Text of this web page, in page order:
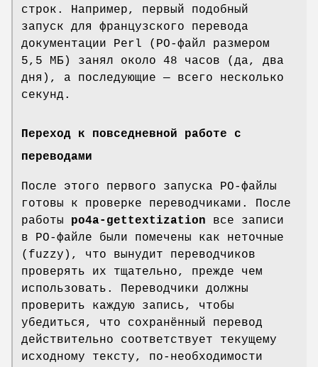
строк. Например, первый подобный
запуск для французского перевода
документации Perl (PO-файл размером
5,5 МБ) занял около 48 часов (да, два
дня), а последующие — всего несколько
секунд.
Переход к повседневной работе с
переводами
После этого первого запуска PO-файлы
готовы к проверке переводчиками. После
работы po4a-gettextization все записи
в PO-файле были помечены как неточные
(fuzzy), что вынудит переводчиков
проверять их тщательно, прежде чем
использовать. Переводчики должны
проверить каждую запись, чтобы
убедиться, что сохранённый перевод
действительно соответствует текущему
исходному тексту, по-необходимости